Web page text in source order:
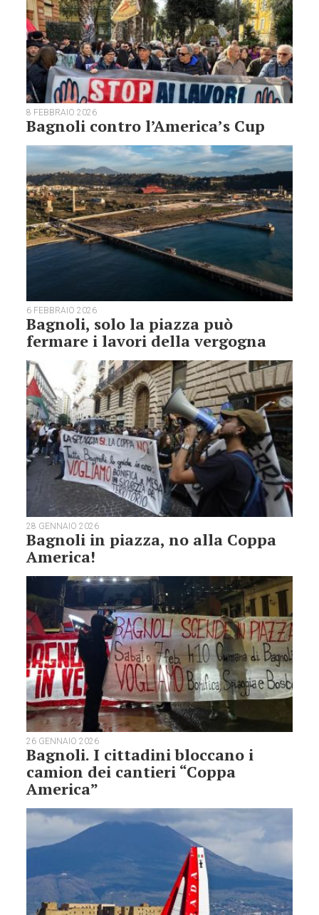
8 FEBBRAIO 2026
Bagnoli contro l’America’s Cup
6 FEBBRAIO 2026
Bagnoli, solo la piazza può
fermare i lavori della vergogna
28 GENNAIO 2026
Bagnoli in piazza, no alla Coppa
America!
26 GENNAIO 2026
Bagnoli. I cittadini bloccano i
camion dei cantieri “Coppa
America”